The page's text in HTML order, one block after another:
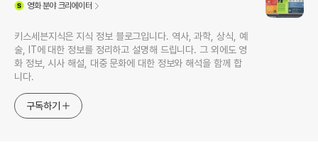
영화분야 크리에이터
키스세븐지식은 지식 정보 블로그입니다. 역사, 과학, 상식, 예
술, IT에 대한 정보를 정리하고 설명해 드립니다. 그 외에도 영
화 정보, 시사 해설, 대중 문화에 대한 정보와 해석을 함께 합
니다.
구독하기